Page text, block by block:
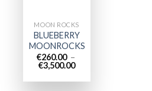
MOON ROCKS
BLUEBERRY
MOONROCKS
€260.00 –
€3,500.00Plage
prix :